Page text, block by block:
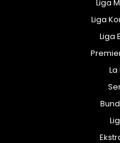
Liga
Liga
Liga